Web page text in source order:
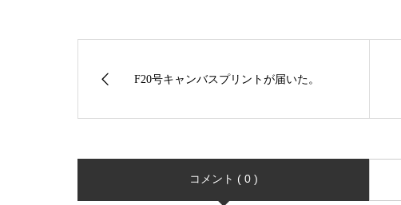
F20号キャンバスプリントが届いた。
コメント ( 0 )